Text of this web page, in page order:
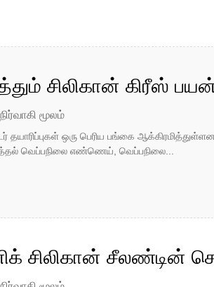
சிலிகான் கிரீஸ்
மூலம்
ஒரு பெரிய பங்கை
வெப்பநிலை எண்ணெய், வெப்பநிலை...
சிலிகான் சீலண்டின்